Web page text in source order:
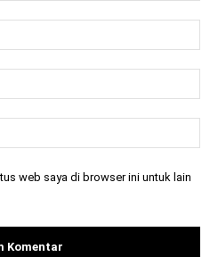
web saya di browser ini untuk lain